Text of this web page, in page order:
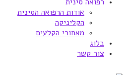
אודות הרפואה הסינית
הקליניקה
מאחורי הקלעים
בלוג
צור קשר